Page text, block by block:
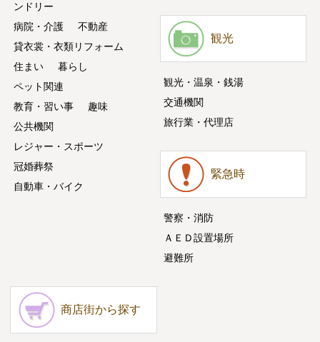
ンドリー
病院・介護
不動産
貸衣裳・衣類リフォーム
住まい
暮らし
ペット関連
教育・習い事
趣味
公共機関
レジャー・スポーツ
冠婚葬祭
自動車・バイク
観光
観光・温泉・銭湯
交通機関
旅行業・代理店
緊急時
警察・消防
ＡＥＤ設置場所
避難所
商店街から探す